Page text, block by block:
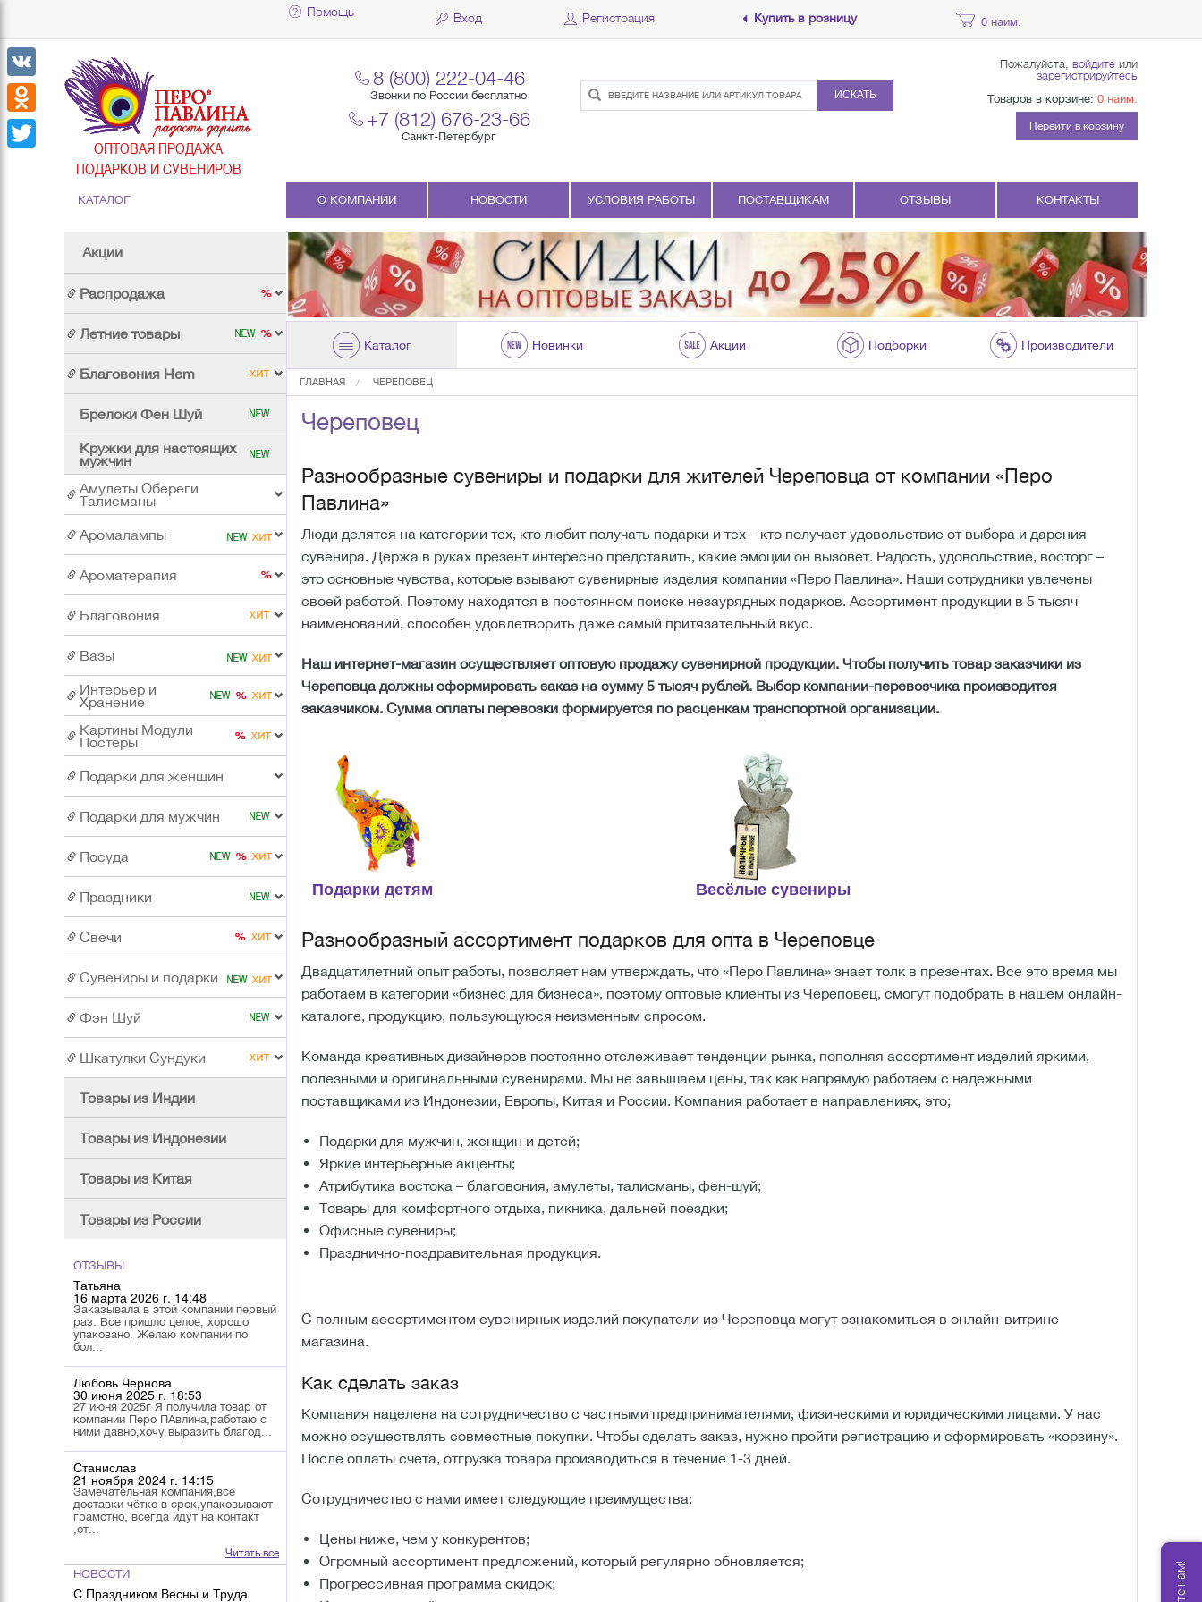
Помощь Вход Регистрация Купить в розницу 0 наим.
ОПТОВАЯ ПРОДАЖА
ПОДАРКОВ И СУВЕНИРОВ
8 (800) 222-04-46
Звонки по России бесплатно
+7 (812) 676-23-66
Санкт-Петербург
ИСКАТЬ
Пожалуйста, войдите или
зарегистрируйтесь
Товаров в корзине: 0 наим.
Перейти в корзину
КАТАЛОГ
Акции
Распродажа
Летние товары
Благовония Hem
Брелоки Фен Шуй
Кружки для настоящих
мужчин
Амулеты Обереги
Талисманы
Аромалампы
Ароматерапия
Благовония
Вазы
Интерьер и
Хранение
Картины Модули
Постеры
Подарки для женщин
Подарки для мужчин
Посуда
Праздники
Свечи
Сувениры и подарки
Фэн Шуй
Шкатулки Сундуки
Товары из Индии
Товары из Индонезии
Товары из Китая
Товары из России
ОТЗЫВЫ
Татьяна
16 марта 2026 г. 14:48
Заказывала в этой компании первый
раз. Все пришло целое, хорошо
упаковано. Желаю компании по
бол...
Любовь Чернова
30 июня 2025 г. 18:53
27 июня 2025г Я получила товар от
компании Перо ПАвлина,работаю с
ними давно,хочу выразить благод...
Станислав
21 ноября 2024 г. 14:15
Замечательная компания,все
доставки чётко в срок,упаковывают
грамотно, всегда идут на контакт
,от...
Читать все
НОВОСТИ
С Праздником Весны и Труда
О КОМПАНИИ НОВОСТИ УСЛОВИЯ РАБОТЫ ПОСТАВЩИКАМ ОТЗЫВЫ КОНТАКТЫ
Каталог Новинки Акции Подборки Производители
ГЛАВНАЯ ЧЕРЕПОВЕЦ
Череповец
Разнообразные сувениры и подарки для жителей Череповца от компании «Перо
Павлина»
Люди делятся на категории тех, кто любит получать подарки и тех – кто получает удовольствие от выбора и дарения
сувенира. Держа в руках презент интересно представить, какие эмоции он вызовет. Радость, удовольствие, восторг –
это основные чувства, которые взывают сувенирные изделия компании «Перо Павлина». Наши сотрудники увлечены
своей работой. Поэтому находятся в постоянном поиске незаурядных подарков. Ассортимент продукции в 5 тысяч
наименований, способен удовлетворить даже самый притязательный вкус.
Наш интернет-магазин осуществляет оптовую продажу сувенирной продукции. Чтобы получить товар заказчики из
Череповца должны сформировать заказ на сумму 5 тысяч рублей. Выбор компании-перевозчика производится
заказчиком. Сумма оплаты перевозки формируется по расценкам транспортной организации.
Подарки детям Весёлые сувениры
Разнообразный ассортимент подарков для опта в Череповце
Двадцатилетний опыт работы, позволяет нам утверждать, что «Перо Павлина» знает толк в презентах. Все это время мы
работаем в категории «бизнес для бизнеса», поэтому оптовые клиенты из Череповец, смогут подобрать в нашем онлайн-
каталоге, продукцию, пользующуюся неизменным спросом.
Команда креативных дизайнеров постоянно отслеживает тенденции рынка, пополняя ассортимент изделий яркими,
полезными и оригинальными сувенирами. Мы не завышаем цены, так как напрямую работаем с надежными
поставщиками из Индонезии, Европы, Китая и России. Компания работает в направлениях, это;
Подарки для мужчин, женщин и детей;
Яркие интерьерные акценты;
Атрибутика востока – благовония, амулеты, талисманы, фен-шуй;
Товары для комфортного отдыха, пикника, дальней поездки;
Офисные сувениры;
Празднично-поздравительная продукция.
С полным ассортиментом сувенирных изделий покупатели из Череповца могут ознакомиться в онлайн-витрине
магазина.
Как сделать заказ
Компания нацелена на сотрудничество с частными предпринимателями, физическими и юридическими лицами. У нас
можно осуществлять совместные покупки. Чтобы сделать заказ, нужно пройти регистрацию и сформировать «корзину».
После оплаты счета, отгрузка товара производиться в течение 1-3 дней.
Сотрудничество с нами имеет следующие преимущества:
Цены ниже, чем у конкурентов;
Огромный ассортимент предложений, который регулярно обновляется;
Прогрессивная программа скидок;
VK
Odnoklassniki